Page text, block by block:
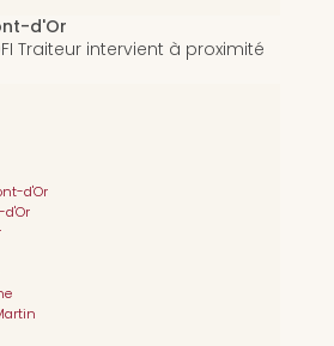
d'Or
Traiteur intervient à proximité
d'Or